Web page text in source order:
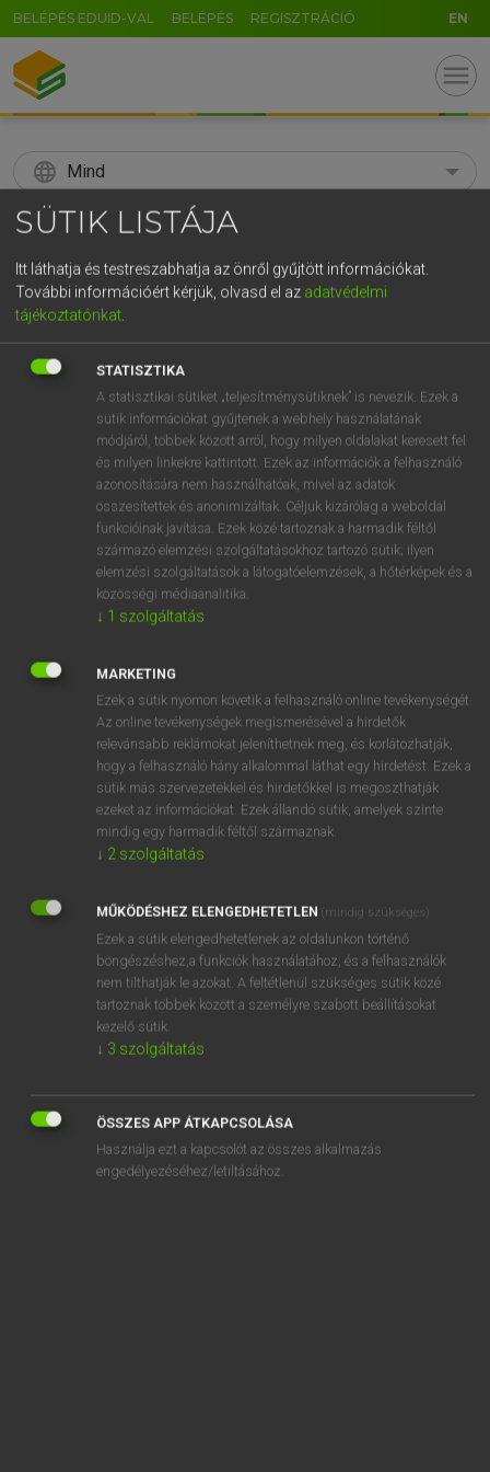
BELÉPÉS EDUID-VAL BELÉPÉS REGISZTRÁCIÓ EN
menu
language Mind
search
KERESÉS
Díjmentes angol szótár
nyilaskereszt fn arrow-cross
⚲ nyilaskeresztkeresése szótárainkban
DÍJMENTES ANGOL SZÓTÁR
nyilalló
nyilaskereszt
nyilaskeresztes
nyilatkozat
SZOTAR.NET APPLIKÁCIÓ
ONLINE NYELVVIZSGA
SÜTIK LISTÁJA
Itt láthatja és testreszabhatja az önről gyűjtött információkat.
További információért kérjük, olvasd el az adatvédelmi
tájékoztatónkat
STATISZTIKA
A statisztikai sütiket „teljesítménysütiknek” is nevezik. Ezek a
sütik információkat gyűjtenek a webhely használatának
módjáról, többek között arról, hogy milyen oldalakat keresett fel
és milyen linkekre kattintott. Ezek az információk a felhasználó
azonosítására nem használhatóak, mivel az adatok
összesítettek és anonimizáltak. Céljuk kizárólag a weboldal
funkcióinak javítása. Ezek közé tartoznak a harmadik féltől
származó elemzési szolgáltatásokhoz tartozó sütik; ilyen
elemzési szolgáltatások a látogatóelemzések, a hőtérképek és a
közösségi médiaanalitika.
↓ 1 szolgáltatás
MARKETING
Ezek a sütik nyomon követik a felhasználó online tevékenységét.
Az online tevékenységek megismerésével a hirdetők
relevánsabb reklámokat jeleníthetnek meg, és korlátozhatják,
hogy a felhasználó hány alkalommal láthat egy hirdetést. Ezek a
sütik más szervezetekkel és hirdetőkkel is megoszthatják
ezeket az információkat. Ezek állandó sütik, amelyek szinte
mindig egy harmadik féltől származnak.
↓ 2 szolgáltatás
MŰKÖDÉSHEZ ELENGEDHETETLEN (mindig szükséges)
Ezek a sütik elengedhetetlenek az oldalunkon történő
böngészéshez,a funkciók használatához, és a felhasználók
nem tilthatják le azokat. A feltétlenül szükséges sütik közé
tartoznak többek között a személyre szabott beállításokat
kezelő sütik.
↓ 3 szolgáltatás
ÖSSZES APP ÁTKAPCSOLÁSA
Használja ezt a kapcsolót az összes alkalmazás
engedélyezéséhez/letiltásához.
GR
5 6 7 8 9 ö ü ó
r t z u i o p ő ú
j k é ű
n m , AltGr